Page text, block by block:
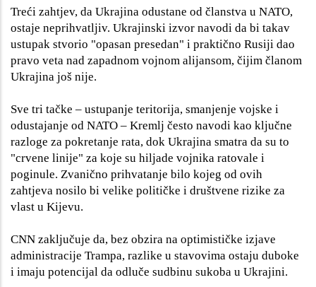
Treći zahtjev, da Ukrajina odustane od članstva u NATO,
ostaje neprihvatljiv. Ukrajinski izvor navodi da bi takav
ustupak stvorio "opasan presedan" i praktično Rusiji dao
pravo veta nad zapadnom vojnom alijansom, čijim članom
Ukrajina još nije.
Sve tri tačke – ustupanje teritorija, smanjenje vojske i
odustajanje od NATO – Kremlj često navodi kao ključne
razloge za pokretanje rata, dok Ukrajina smatra da su to
"crvene linije" za koje su hiljade vojnika ratovale i
poginule. Zvanično prihvatanje bilo kojeg od ovih
zahtjeva nosilo bi velike političke i društvene rizike za
vlast u Kijevu.
CNN zaključuje da, bez obzira na optimističke izjave
administracije Trampa, razlike u stavovima ostaju duboke
i imaju potencijal da odluče sudbinu sukoba u Ukrajini.